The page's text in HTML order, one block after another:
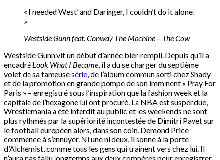
« I needed West’ and Daringer, I couldn’t do it alone.
»
Westside Gunn feat. Conway The Machine – The Cow
Westside Gunn vit un début d’année bien rempli. Depuis qu’il a
encadré Look What I Became, il a du se charger du septième
volet de sa fameusesérie, de l’album commun sorti chez Shady
et de la promotion en grande pompe de son imminent « Pray For
Paris » – enregistré sous l’inspiration que la fashion week et la
capitale de l’hexagone lui ont procuré. La NBA est suspendue,
Wrestlemania a été interdit au public et les weekends ne sont
plus rythmés par la supériorité incontestée de Dimitri Payet sur
le football européen alors, dans son coin, Demond Price
commence à s’ennuyer. Ni une ni deux, il sonne à la porte
d’Alchemist, comme tous les gens qui trainent vers chez lui. Il
n’aura pas fallu longtemps aux deux compères pour enregistrer